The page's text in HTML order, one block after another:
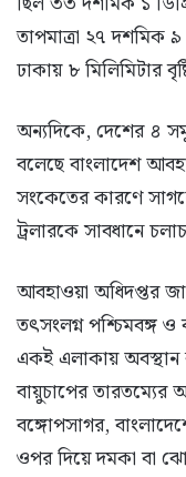
তাপমাত্রা ২৭ দশমিক
ঢাকায় ৮ মিলিমিটার
অন্যদিকে, দেশের ৪
বলেছে বাংলাদেশ
সংকেতের কারণে
ট্রলারকে সাবধানে
আবহাওয়া অধিদপ্তর
তৎসংলগ্ন পশ্চিমবঙ্গ
একই এলাকায় অবস্থান
বায়ুচাপের তারতম্যের
বঙ্গোপসাগর,
ওপর দিয়ে দমকা বা